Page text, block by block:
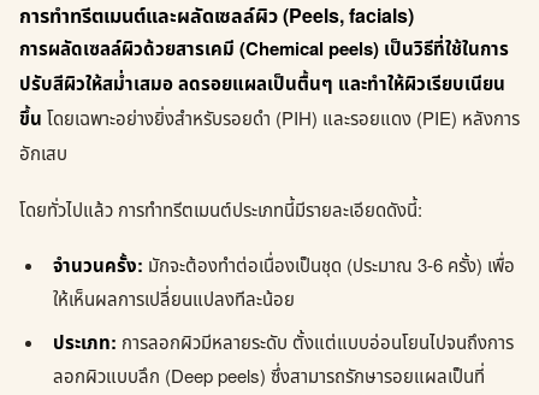
การทำทรีตเมนต์และผลัดเซลล์ผิว (Peels, facials)
การผลัดเซลล์ผิวด้วยสารเคมี (Chemical peels) เป็นวิธีที่ใช้ในการ
ปรับสีผิวให้สม่ำเสมอ ลดรอยแผลเป็นตื้นๆ และทำให้ผิวเรียบเนียน
ขึ้น โดยเฉพาะอย่างยิ่งสำหรับรอยดำ (PIH) และรอยแดง (PIE) หลังการ
อักเสบ
โดยทั่วไปแล้ว การทำทรีตเมนต์ประเภทนี้มีรายละเอียดดังนี้:
จำนวนครั้ง: มักจะต้องทำต่อเนื่องเป็นชุด (ประมาณ 3-6 ครั้ง) เพื่อ
ให้เห็นผลการเปลี่ยนแปลงทีละน้อย
ประเภท: การลอกผิวมีหลายระดับ ตั้งแต่แบบอ่อนโยนไปจนถึงการ
ลอกผิวแบบลึก (Deep peels) ซึ่งสามารถรักษารอยแผลเป็นที่